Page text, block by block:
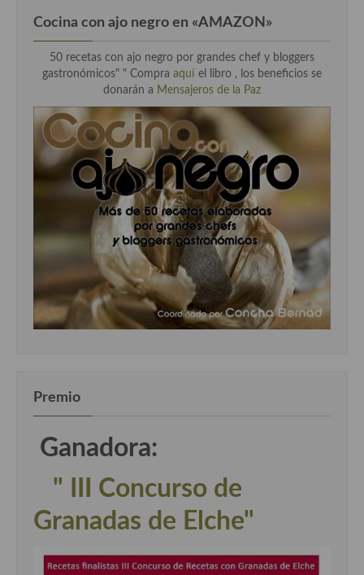
Cocina con ajo negro en «AMAZON»
50 recetas con ajo negro por grandes chef y bloggers
gastronómicos" " Compra aquí el libro , los beneficios se
donarán a Mensajeros de la Paz
Premio
Ganadora:
" III Concurso de
Granadas de Elche"